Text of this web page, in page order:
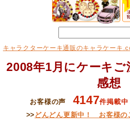
キャラクターケーキ通販のキャラケーキ
2008年1月にケーキ
感想
お客様の声 4147件掲載中
>>どんどん更新中！ お客様の